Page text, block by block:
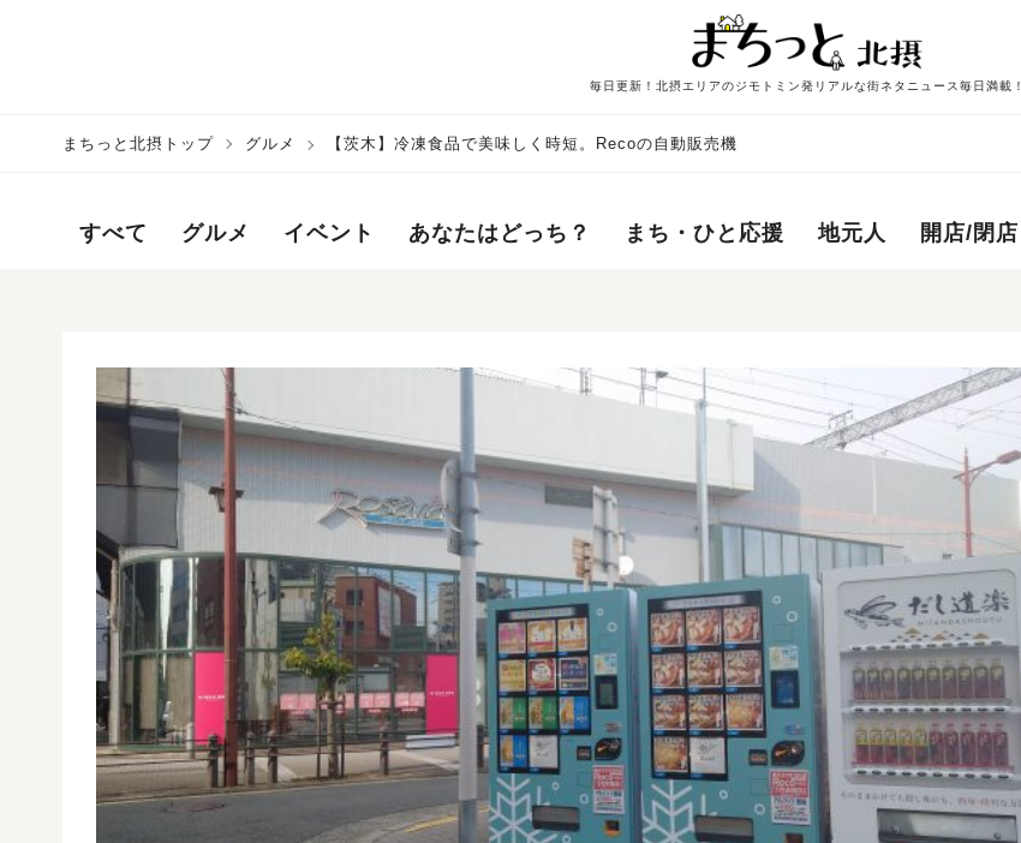
毎日更新！北摂エリアのジモトミン発リアルな街ネタニュース毎日満載！
まちっと北摂トップ グルメ 【茨木】冷凍食品で美味しく時短。Recoの自動販売機
すべて グルメ イベント あなたはどっち？ まち・ひと応援 地元人 開店/閉店